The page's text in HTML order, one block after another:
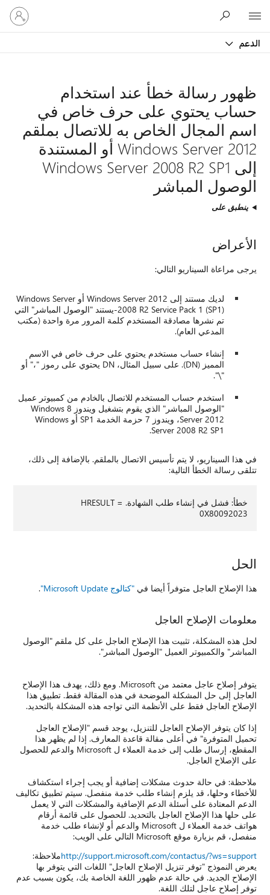
الدعم
تسجيل
الدخول
إلى
ظهور رسالة خطأ عند استخدام
حساب يحتوي على حرف خاص في
اسم المجال الخاص به للاتصال بملقم
Windows Server 2012 أو المستندة
إلى Windows Server 2008 R2 SP1
الوصول المباشر
ينطبق على
الأعراض
يرجى مراعاة السيناريو التالي:
لديك مستند إلى Windows Server 2012 أو Windows Server
2008 R2 Service Pack 1 (SP1)-يستند "الوصول المباشر" التي
تم نشرها مصادقة المستخدم كلمة المرور مرة واحدة (مكتب
المدعي العام).
إنشاء حساب مستخدم يحتوي على حرف خاص في الاسم
المميز (DN). على سبيل المثال، DN يحتوي على رموز "،" أو
"\".
استخدم حساب المستخدم للاتصال بالخادم من كمبيوتر عميل
"الوصول المباشر" الذي يقوم بتشغيل ويندوز 8 Windows
Server 2012، ويندوز 7 حزمة الخدمة SP1 أو Windows
Server 2008 R2 SP1.
في هذا السيناريو، لا يتم تأسيس الاتصال بالملقم. بالإضافة إلى ذلك،
تتلقى رسالة الخطأ التالية:
خطأ: فشل في إنشاء طلب الشهادة. HRESULT =
0X80092023
الحل
هذا الإصلاح العاجل متوفراً أيضا في"كتالوج Microsoft Update" .
معلومات الإصلاح العاجل
لحل هذه المشكلة، تثبيت هذا الإصلاح العاجل على كل ملقم "الوصول
المباشر" والكمبيوتر العميل "الوصول المباشر".
يتوفر إصلاح عاجل معتمد من Microsoft. ومع ذلك، يهدف هذا الإصلاح
العاجل إلى حل المشكلة الموضحة في هذه المقالة فقط. تطبيق هذا
الإصلاح العاجل فقط على الأنظمة التي تواجه هذه المشكلة بالتحديد.
إذا كان يتوفر الإصلاح العاجل للتنزيل، يوجد قسم "الإصلاح العاجل
تحميل المتوفرة" في أعلى مقالة قاعدة المعارف. إذا لم يظهر هذا
المقطع، إرسال طلب إلى خدمة العملاء ل Microsoft والدعم للحصول
على الإصلاح العاجل.
ملاحظة: في حالة حدوث مشكلات إضافية أو يجب إجراء استكشاف
للأخطاء وحلها، قد يلزم إنشاء طلب خدمة منفصل. سيتم تطبيق تكاليف
الدعم المعتادة على أسئلة الدعم الإضافية والمشكلات التي لا يعمل
على حلها هذا الإصلاح العاجل بالتحديد. للحصول على قائمة أرقام
هواتف خدمة العملاء ل Microsoft والدعم أو لإنشاء طلب خدمة
منفصل، قم بزيارة موقع Microsoft التالي على الويب:
http://support.microsoft.com/contactus/?ws=supportملاحظة:
يعرض النموذج "توفر تنزيل الإصلاح العاجل" اللغات التي يتوفر بها
الإصلاح الجديد. في حالة عدم ظهور اللغة الخاصة بك، يكون بسبب عدم
توفر إصلاح عاجل لتلك اللغة.